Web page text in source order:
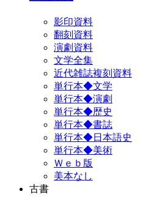
影印資料
翻刻資料
演劇資料
文学全集
近代雑誌複刻資料
単行本◆文学
単行本◆演劇
単行本◆歴史
単行本◆書誌
単行本◆日本語史
単行本◆美術
Ｗｅｂ版
美本なし
古書